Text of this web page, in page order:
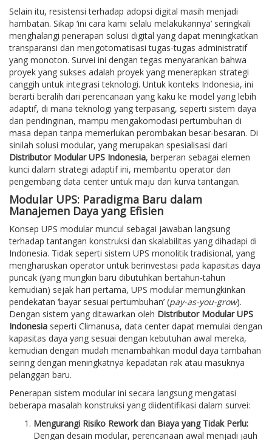
Selain itu, resistensi terhadap adopsi digital masih menjadi
hambatan. Sikap ‘ini cara kami selalu melakukannya’ seringkali
menghalangi penerapan solusi digital yang dapat meningkatkan
transparansi dan mengotomatisasi tugas-tugas administratif
yang monoton. Survei ini dengan tegas menyarankan bahwa
proyek yang sukses adalah proyek yang menerapkan strategi
canggih untuk integrasi teknologi. Untuk konteks Indonesia, ini
berarti beralih dari perencanaan yang kaku ke model yang lebih
adaptif, di mana teknologi yang terpasang, seperti sistem daya
dan pendinginan, mampu mengakomodasi pertumbuhan di
masa depan tanpa memerlukan perombakan besar-besaran. Di
sinilah solusi modular, yang merupakan spesialisasi dari
Distributor Modular UPS Indonesia, berperan sebagai elemen
kunci dalam strategi adaptif ini, membantu operator dan
pengembang data center untuk maju dari kurva tantangan.
Modular UPS: Paradigma Baru dalam
Manajemen Daya yang Efisien
Konsep UPS modular muncul sebagai jawaban langsung
terhadap tantangan konstruksi dan skalabilitas yang dihadapi di
Indonesia. Tidak seperti sistem UPS monolitik tradisional, yang
mengharuskan operator untuk berinvestasi pada kapasitas daya
puncak (yang mungkin baru dibutuhkan bertahun-tahun
kemudian) sejak hari pertama, UPS modular memungkinkan
pendekatan ‘bayar sesuai pertumbuhan’ (pay-as-you-grow).
Dengan sistem yang ditawarkan oleh Distributor Modular UPS
Indonesia seperti Climanusa, data center dapat memulai dengan
kapasitas daya yang sesuai dengan kebutuhan awal mereka,
kemudian dengan mudah menambahkan modul daya tambahan
seiring dengan meningkatnya kepadatan rak atau masuknya
pelanggan baru.
Penerapan sistem modular ini secara langsung mengatasi
beberapa masalah konstruksi yang diidentifikasi dalam survei:
Mengurangi Risiko Rework dan Biaya yang Tidak Perlu:
Dengan desain modular, perencanaan awal menjadi jauh